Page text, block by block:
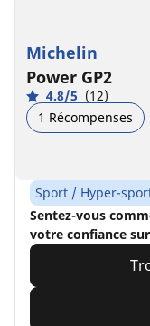
Michelin
Power GP2
4.8/5 (12)
1 Récompenses
Sport / Hyper-
Sentez-vous
votre confiance